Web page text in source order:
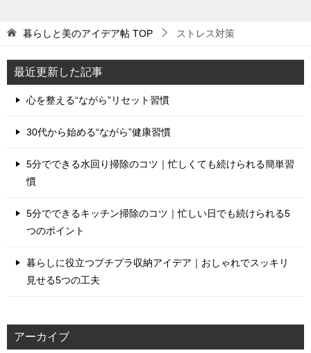
暮らしと美のアイデア帖 TOP ストレス対策
最近更新した記事
心を整える“ながら”リセット習慣
30代から始める“ながら”健康習慣
5分でできる水回り掃除のコツ｜忙しくても続けられる簡単習
慣
5分でできるキッチン掃除のコツ｜忙しい日でも続けられる5
つのポイント
暮らしに役立つプチプラ収納アイデア｜おしゃれでスッキリ
見せる5つの工夫
アーカイブ